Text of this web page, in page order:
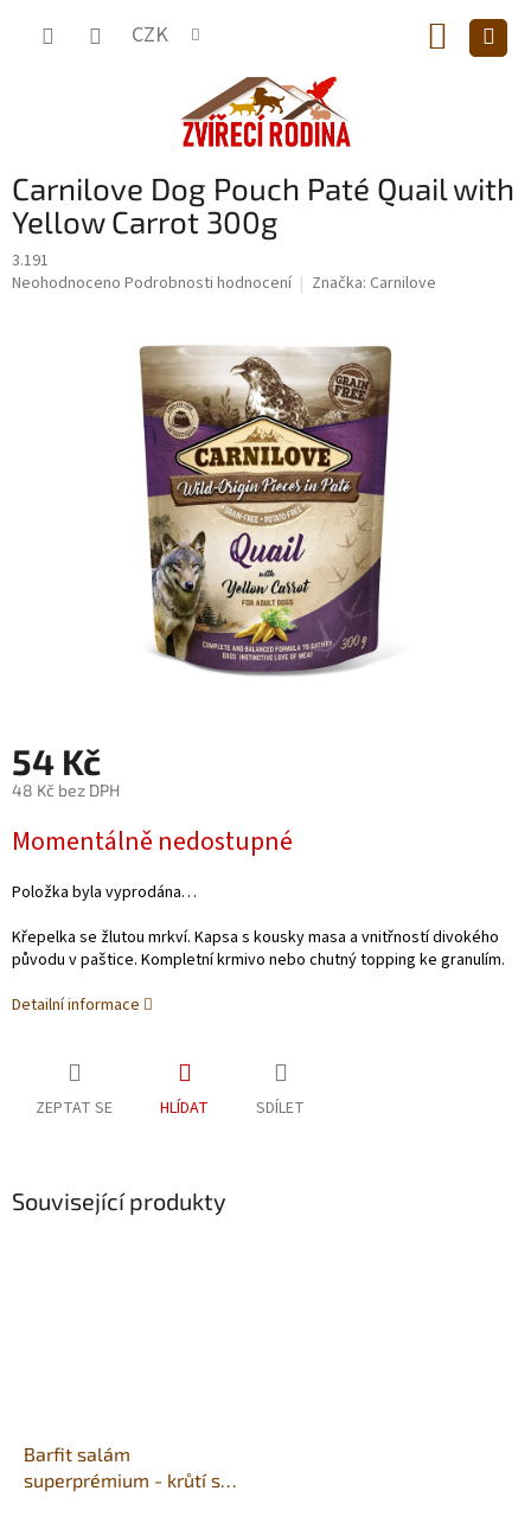
CZK
KOŠÍK
Carnilove Dog Pouch Paté Quail with
Yellow Carrot 300g
3.191
Průměrné
Neohodnoceno Podrobnosti hodnocení Značka: Carnilove
54 Kč
48 Kč bez DPH
cena:
Momentálně nedostupné
Položka byla vyprodána…
Křepelka se žlutou mrkví. Kapsa s kousky masa a vnitřností divokého
původu v paštice. Kompletní krmivo nebo chutný topping ke granulím.
Detailní informace
ZEPTAT SE HLÍDAT SDÍLET
Související produkty
Barfit salám
superprémium - krůtí s